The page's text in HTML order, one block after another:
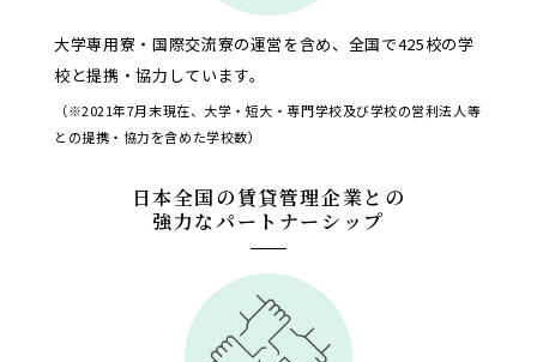
大学専用寮・国際交流寮の運営を含め、全国で425校の学
校と提携・協力しています。
（※2021年7月末現在、大学・短大・専門学校及び学校の営利法人等
との提携・協力を含めた学校数）
日本全国の賃貸管理企業との
強力なパートナーシップ